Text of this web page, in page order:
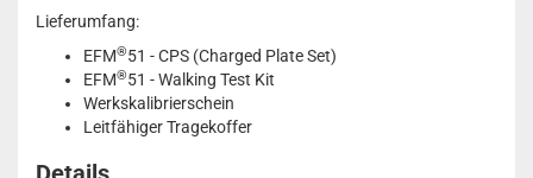
Lieferumfang:
EFM®51 - CPS (Charged Plate Set)
EFM®51 - Walking Test Kit
Werkskalibrierschein
Leitfähiger Tragekoffer